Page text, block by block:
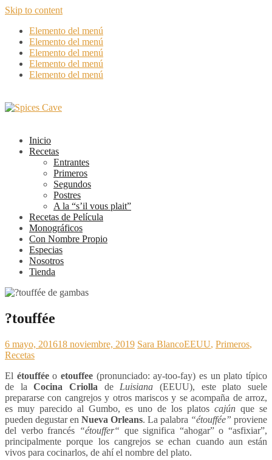
Skip to content
Elemento del menú
Elemento del menú
Elemento del menú
Elemento del menú
Elemento del menú
Inicio
Recetas
Entrantes
Primeros
Segundos
Postres
A la “s’il vous plait”
Recetas de Película
Monográficos
Con Nombre Propio
Especias
Nosotros
Tienda
?touffée
6 mayo, 201618 noviembre, 2019 Sara BlancoEEUU, Primeros,
Recetas
El étoufféeoetouffee (pronunciado: ay-too-fay)es un plato típico
de laCocina Criolla de Luisiana (EEUU), este plato suele
prepararse con cangrejos y otros mariscos y se acompaña de arroz,
es muy parecido al Gumbo, es uno de los platos cajún que se
pueden degustar en Nueva Orleans. La palabra “étouffée” proviene
del verbo francés “étouffer“ que significa “ahogar” o “asfixiar”,
principalmente porque los cangrejos se echan cuando aun están
vivos para cocinarlos, de ahí el nombre del plato.